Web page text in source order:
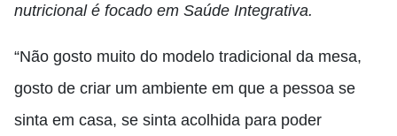
nutricional é focado em Saúde Integrativa.
“Não gosto muito do modelo tradicional da mesa,
gosto de criar um ambiente em que a pessoa se
sinta em casa, se sinta acolhida para poder